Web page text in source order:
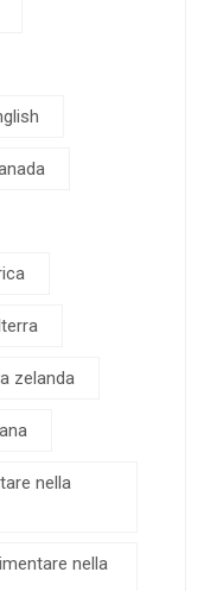
zelanda
nella
nella